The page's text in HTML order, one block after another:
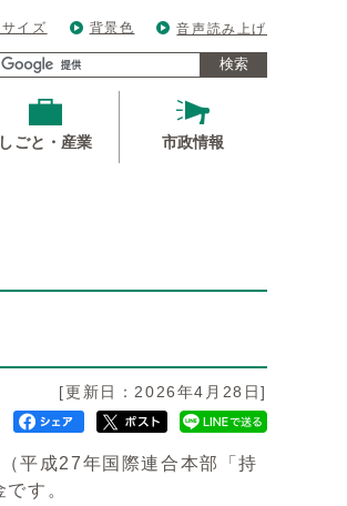
イズ 背景色 音声読み上げ
検索
しごと・産業 市政情報
[更新日：2026年4月28日]
平成27年国際連合本部「持
す。